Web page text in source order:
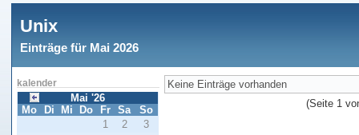
Unix
Einträge für Mai 2026
kalender
Mai '26
Mo
Di Mi Do Fr Sa So
1 2
3
Keine Einträge vorhanden
(Seite 1